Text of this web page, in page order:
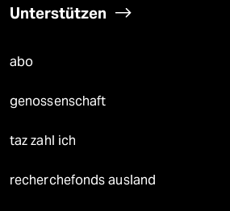
Unterstützen
abo
genossenschaft
taz zahl ich
recherchefonds ausland